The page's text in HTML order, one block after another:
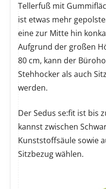
Tellerfuß mit
ist etwas mehr
eine zur Mitte hin
Aufgrund der großen
80 cm, kann der
Stehhocker als auch
werden.
Der Sedus se:fit ist bis
kannst zwischen
Kunststoffsäule sowie
Sitzbezug wählen.